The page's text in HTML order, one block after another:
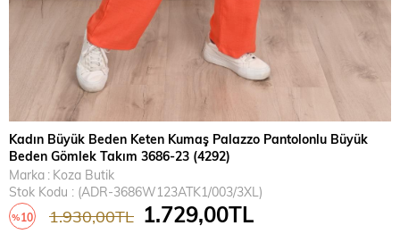
Kadın Büyük Beden Keten Kumaş Palazzo Pantolonlu Büyük
Beden Gömlek Takım 3686-23 (4292)
Marka : Koza Butik
Stok Kodu
(ADR-3686W123ATK1/003/3XL)
%10 1.930,00TL 1.729,00TL